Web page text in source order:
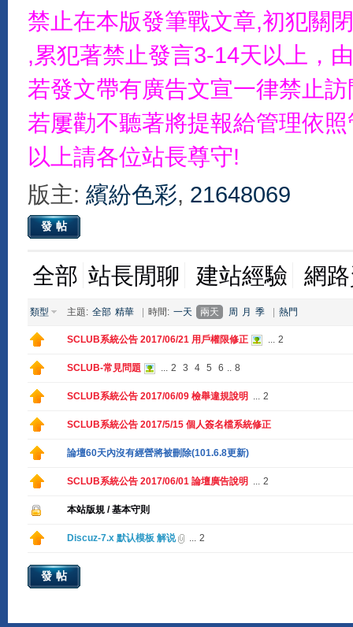
禁止在本版發筆戰文章,初犯關
,累犯著禁止發言3-14天以上，
若發文帶有廣告文宣一律禁止訪
若屢勸不聽著將提報給管理依
以上請各位站長尊守!
版主: 繽紛色彩, 21648069
發帖
全部 站長閒聊 建站經驗 網
類型 主題: 全部 精華 時間: 一天 兩天 周 月 季 熱門
SCLUB系統公告 2017/06/21 用戶權限修正 ... 2
SCLUB-常見問題 ... 2 3 4 5 6 .. 8
SCLUB系統公告 2017/06/09 檢舉違規說明 ... 2
SCLUB系統公告 2017/5/15 個人簽名檔系統修正
論壇60天內沒有經營將被刪除(101.6.8更新)
SCLUB系統公告 2017/06/01 論壇廣告說明 ... 2
本站版規 / 基本守則
Discuz-7.x 默认模板 解说 ... 2
發帖